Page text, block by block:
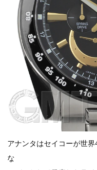
アナンタはセイコーが世
な